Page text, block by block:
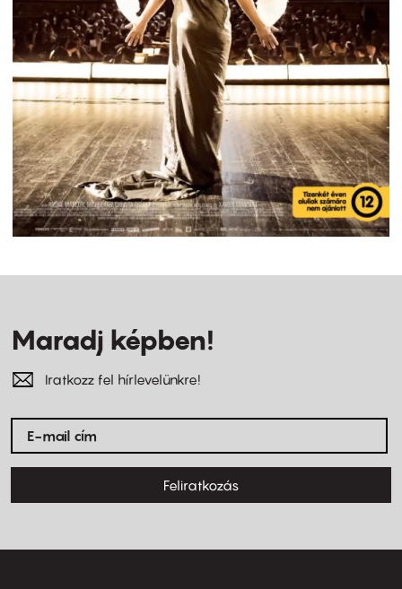
Maradj képben!
Iratkozz fel hírlevelünkre!
Feliratkozás